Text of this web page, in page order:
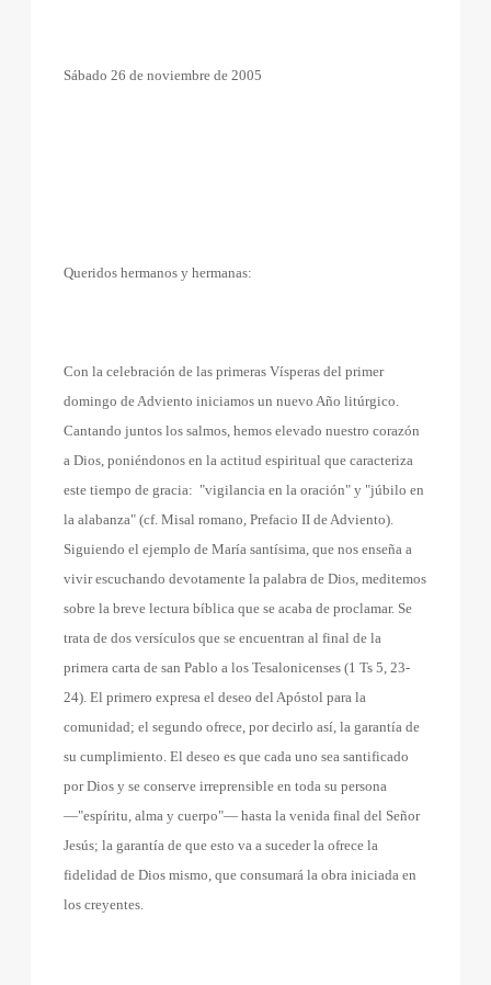
Sábado 26 de noviembre de 2005
Queridos hermanos y hermanas:
Con la celebración de las primeras Vísperas del primer
domingo de Adviento iniciamos un nuevo Año litúrgico.
Cantando juntos los salmos, hemos elevado nuestro corazón
a Dios, poniéndonos en la actitud espiritual que caracteriza
este tiempo de gracia: "vigilancia en la oración" y "júbilo en
la alabanza" (cf. Misal romano, Prefacio II de Adviento).
Siguiendo el ejemplo de María santísima, que nos enseña a
vivir escuchando devotamente la palabra de Dios, meditemos
sobre la breve lectura bíblica que se acaba de proclamar. Se
trata de dos versículos que se encuentran al final de la
primera carta de san Pablo a los Tesalonicenses (1 Ts 5, 23-
24). El primero expresa el deseo del Apóstol para la
comunidad; el segundo ofrece, por decirlo así, la garantía de
su cumplimiento. El deseo es que cada uno sea santificado
por Dios y se conserve irreprensible en toda su persona
—"espíritu, alma y cuerpo"— hasta la venida final del Señor
Jesús; la garantía de que esto va a suceder la ofrece la
fidelidad de Dios mismo, que consumará la obra iniciada en
los creyentes.